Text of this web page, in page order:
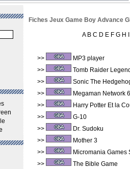
Fiches Jeux Game Boy Advance
A B C D E F G H
>>
MP3 player
>>
Tomb Raider
>>
Sonic The
>>
Megaman Network 6
>>
Harry Potter Et la
>>
G-10
>>
Dr. Sudoku
>>
Mother 3
>>
Micromania Games
>>
The Bible Game